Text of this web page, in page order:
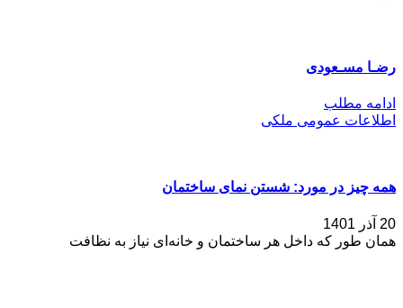
رضـا مسـعودی
ادامه مطلب
اطلاعات عمومی ملکی
همه چیز در مورد: شستن نمای ساختمان
20 آذر 1401
همان طور که داخل هر ساختمان و خانه‌ای نیاز به نظافت